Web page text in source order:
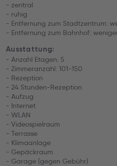
- zentral
- ruhig
- Entfernung zum Stadtzentrum:
- Entfernung zum Bahnhof:
Ausstattung:
- Anzahl Etagen: 5
- Zimmeranzahl: 101-150
- Rezeption
- 24 Stunden-Rezeption
- Aufzug
- Internet
- WLAN
- Videospielraum
- Terrasse
- Klimaanlage
- Gepäckraum
- Garage (gegen Gebühr)